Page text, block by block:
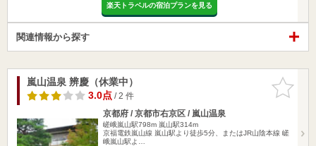
楽天トラベルの宿泊プランを見る
関連情報から探す
お気に入
りに追加
嵐山温泉 辨慶（休業中）
3.0点/ 2 件
京都府 / 京都市右京区 / 嵐山温泉
嵯峨嵐山駅798m 嵐山駅314m
京福電鉄嵐山線 嵐山駅より徒歩5分、またはJR山陰本線 嵯
峨嵐山駅よ…